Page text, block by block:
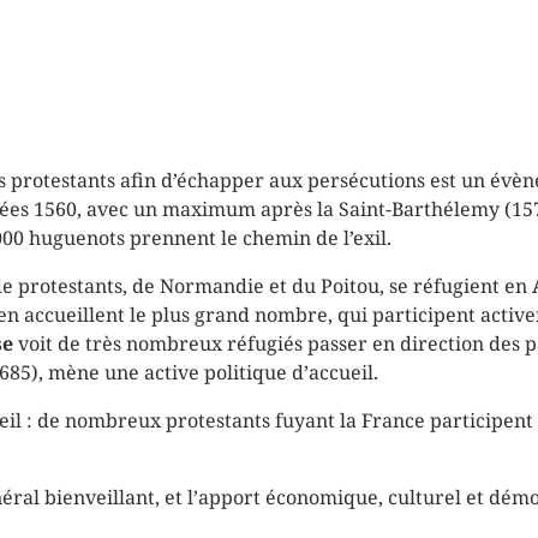
protestants afin d’échapper aux persécutions est un
1560, avec un maximum après la Saint-Barthélemy
huguenots prennent le chemin de l’exil.
protestants, de Normandie et du Poitou, se réfugient en
accueillent le plus grand nombre, qui participent
voit de très nombreux réfugiés passer en direction des
mène une active politique d’accueil.
: de nombreux protestants fuyant la France
bienveillant, et l’apport économique, culturel et